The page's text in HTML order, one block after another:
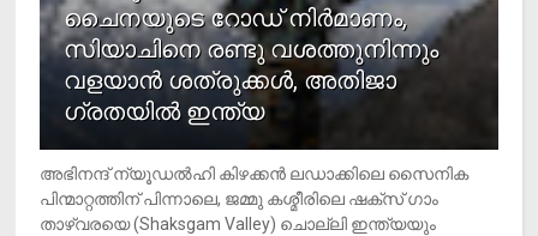
ചൈനയുടെ റോഡ് നിർമാണം,
സിയാചിനെ രണ്ടു വശത്തുനിന്നും
വളയാൻ ശത്രുക്കൾ, അതിജാ​
ഗ്രതയിൽ ഇന്ത്യ
അഭിനന്ദ് ന്യൂഡൽഹി കിഴക്കൻ ലഡാക്കിലെ സൈനിക
പിന്മാറ്റത്തിന് പിന്നാലെ, ജമ്മു കശ്മീരിലെ ഷക്സ് ​ഗാം
താഴ്‌വരയെ (Shaksgam Valley) ചൊല്ലി ഇന്ത്യയും